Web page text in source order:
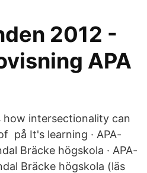
2012 -
APA
how intersectionality can
på It's learning · APA-
Bräcke högskola · APA-
Bräcke högskola (läs